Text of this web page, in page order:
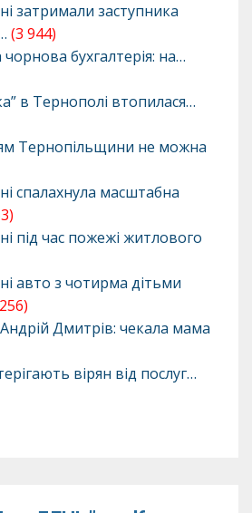
затримали заступника
(3 944)
бухгалтерія: на…
в Тернополі втопилася…
Тернопільщини не можна
спалахнула масштабна
під час пожежі житлового
авто з чотирма дітьми
Андрій Дмитрів: чекала мама
вірян від послуг…